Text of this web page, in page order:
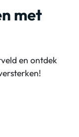
met
en ontdek